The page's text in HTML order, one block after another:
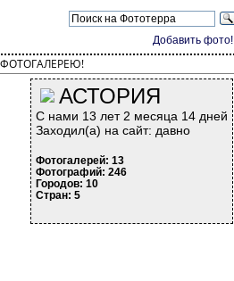
Добавить фото!
АСТОРИЯ
С нами 13 лет 2 месяца 14 дней
Заходил(а) на сайт: давно
Фотогалерей: 13
Фотографий: 246
Городов: 10
Стран: 5